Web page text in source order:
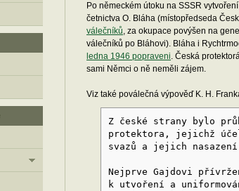
Po německém útoku na SSSR
četnictva O. Bláha (místopředseda
válečníků, za okupace povýšen na
válečníků po Bláhovi). Bláha i
ledna 1946 popraveni. Česká
sami Němci o ně neměli zájem.
Viz také poválečná výpověď K. H.
Z české strany bylo
protektora, jejichž
svazů a jejich
Nejprve Gajdovi
k utvoření a